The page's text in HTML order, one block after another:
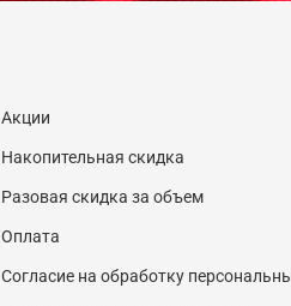
Акции
Накопительная скидка
Разовая скидка за объем
Оплата
Согласие на обработку